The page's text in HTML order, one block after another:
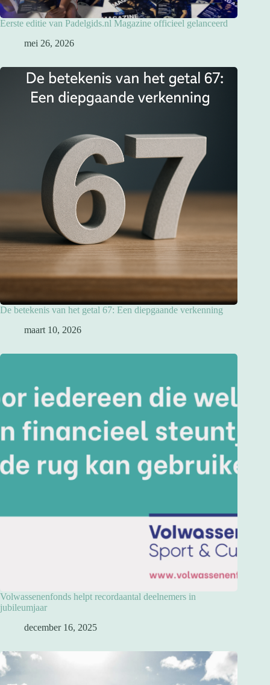
Eerste editie van Padelgids.nl Magazine officieel gelanceerd
mei 26, 2026
De betekenis van het getal 67: Een diepgaande verkenning
maart 10, 2026
Volwassenenfonds helpt recordaantal deelnemers in
jubileumjaar
december 16, 2025